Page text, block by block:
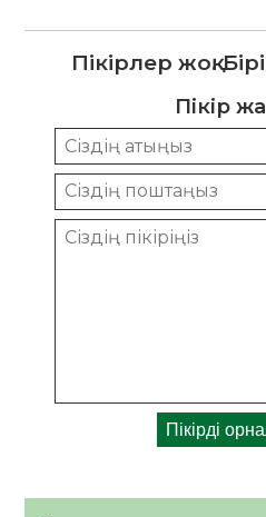
Пікірлер жоқ.
Пікір